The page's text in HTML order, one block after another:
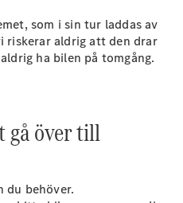
som i sin tur laddas av
riskerar aldrig att den drar
ha bilen på tomgång.
gå över till
du behöver.